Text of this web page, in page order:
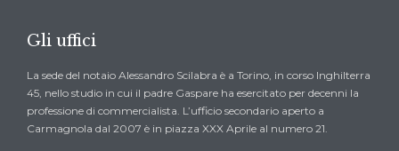
Gli uffici
La sede del notaio Alessandro Scilabra è a Torino, in corso Inghilterra
45, nello studio in cui il padre Gaspare ha esercitato per decenni la
professione di commercialista. L’ufficio secondario aperto a
Carmagnola dal 2007 è in piazza XXX Aprile al numero 21.